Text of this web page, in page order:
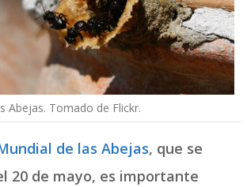
Abejas. Tomado de Flickr.
de las Abejas, que se
20 de mayo, es importante